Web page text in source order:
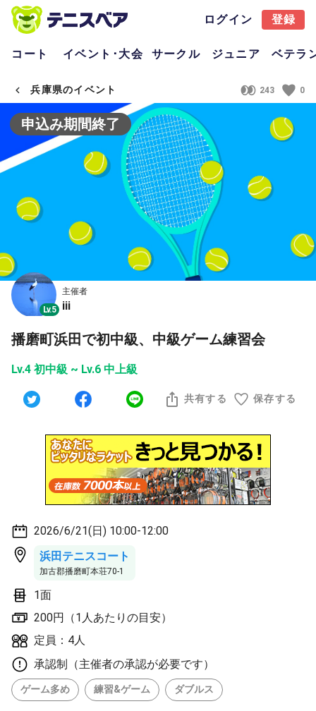
ログイン 登録
コート イベント･大会 サークル ジュニア ベテラ
兵庫県のイベント 243 0
申込み期間終了
Lv.5
主催者
iii
播磨町浜田で初中級、中級ゲーム練習会
Lv.4 初中級 ~ Lv.6 中上級
共有する 保存する
2026/6/21(日) 10:00-12:00
浜田テニスコート
加古郡播磨町本荘70-1
1面
200円（1人あたりの目安）
定員：4人
承認制（主催者の承認が必要です）
ゲーム多め 練習&ゲーム ダブルス